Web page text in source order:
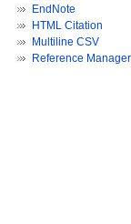
EndNote
HTML Citation
Multiline CSV
Reference Manager